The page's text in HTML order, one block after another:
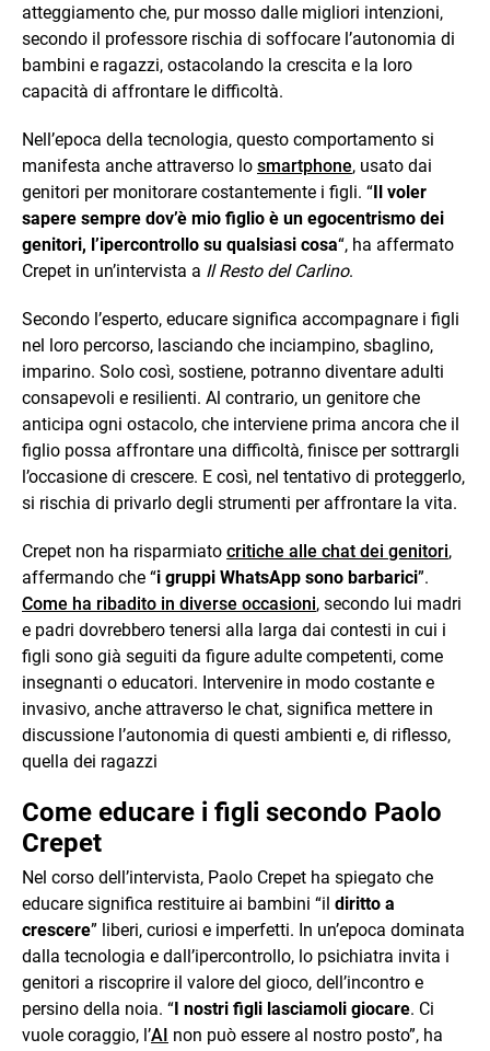
atteggiamento che, pur mosso dalle migliori intenzioni,
secondo il professore rischia di soffocare l’autonomia di
bambini e ragazzi, ostacolando la crescita e la loro
capacità di affrontare le difficoltà.
Nell’epoca della tecnologia, questo comportamento si
manifesta anche attraverso lo smartphone, usato dai
genitori per monitorare costantemente i figli. “Il voler
sapere sempre dov’è mio figlio è un egocentrismo dei
genitori, l’ipercontrollo su qualsiasi cosa“, ha affermato
Crepet in un’intervista a Il Resto del Carlino.
Secondo l’esperto, educare significa accompagnare i figli
nel loro percorso, lasciando che inciampino, sbaglino,
imparino. Solo così, sostiene, potranno diventare adulti
consapevoli e resilienti. Al contrario, un genitore che
anticipa ogni ostacolo, che interviene prima ancora che il
figlio possa affrontare una difficoltà, finisce per sottrargli
l’occasione di crescere. E così, nel tentativo di proteggerlo,
si rischia di privarlo degli strumenti per affrontare la vita.
Crepet non ha risparmiato critiche alle chat dei genitori,
affermando che “i gruppi WhatsApp sono barbarici”.
Come ha ribadito in diverse occasioni, secondo lui madri
e padri dovrebbero tenersi alla larga dai contesti in cui i
figli sono già seguiti da figure adulte competenti, come
insegnanti o educatori. Intervenire in modo costante e
invasivo, anche attraverso le chat, significa mettere in
discussione l’autonomia di questi ambienti e, di riflesso,
quella dei ragazzi
Come educare i figli secondo Paolo
Crepet
Nel corso dell’intervista, Paolo Crepet ha spiegato che
educare significa restituire ai bambini “il diritto a
crescere” liberi, curiosi e imperfetti. In un’epoca dominata
dalla tecnologia e dall’ipercontrollo, lo psichiatra invita i
genitori a riscoprire il valore del gioco, dell’incontro e
persino della noia. “I nostri figli lasciamoli giocare. Ci
vuole coraggio, l’AI non può essere al nostro posto”, ha